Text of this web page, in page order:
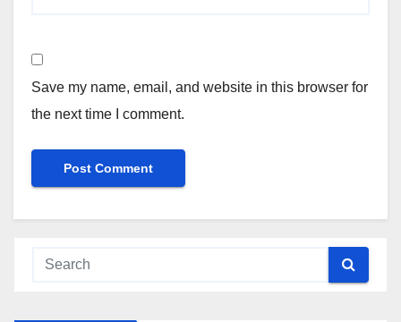
Save my name, email, and website in this browser for
the next time I comment.